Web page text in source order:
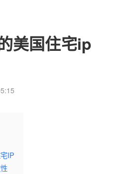
美国住宅ip
IP